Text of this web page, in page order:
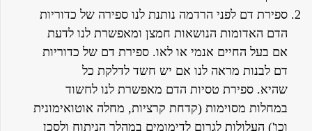
ספירת דם לפני הרדמה נותנת לנו ספירה של כדוריות
הדם האדומות הנושאות חמצן ומאפשרת לנו לדעת
אם בעל החיים אנמי או לאו. ספירת דם של כדוריות
דם לבנות מראה לנו אם יש חשד לדלקת כל
שהיא. ספירת טסיות הדם מאפשרת לנו לחשוד
במחלות מסוימות (קדחת קרציות, מחלה אוטואימונית
וכו') העלולות לגרום לדימומים במהלך הניתוח ולסכן